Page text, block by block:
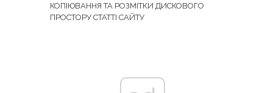
КОПІЮВАННЯ ТА РОЗМІТКИ ДИСКОВОГО
ПРОСТОРУ СТАТТІ САЙТУ